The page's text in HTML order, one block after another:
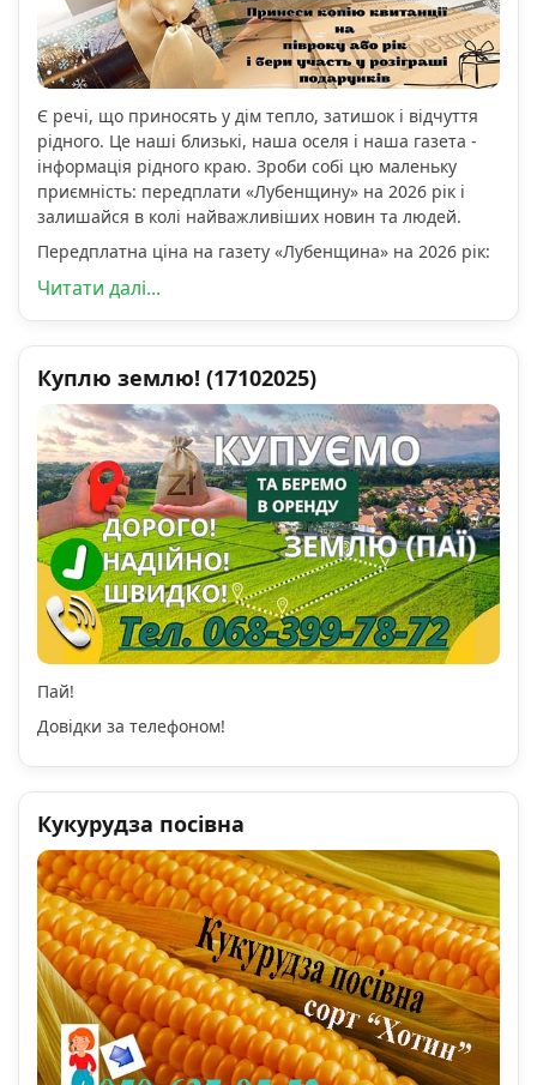
Є речі, що приносять у дім тепло, затишок і відчуття
рідного. Це наші близькі, наша оселя і наша газета -
інформація рідного краю. Зроби собі цю маленьку
приємність: передплати «Лубенщину» на 2026 рік і
залишайся в колі найважливіших новин та людей.
Передплатна ціна на газету «Лубенщина» на 2026 рік:
Читати далі...
Куплю землю! (17102025)
Пай!
Довідки за телефоном!
Кукурудза посівна